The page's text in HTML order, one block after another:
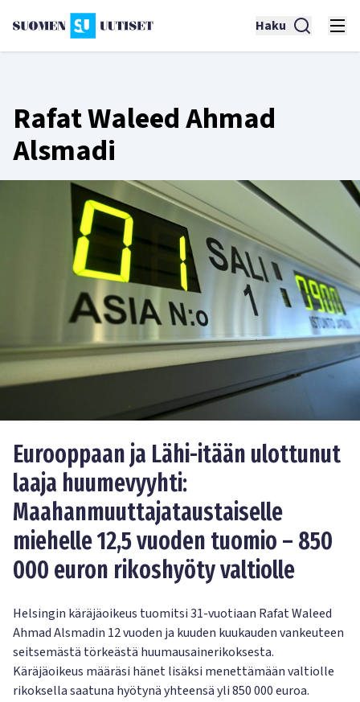
Haku
Rafat Waleed Ahmad
Alsmadi
Eurooppaan ja Lähi-itään ulottunut
laaja huumevyyhti:
Maahanmuuttajataustaiselle
miehelle 12,5 vuoden tuomio – 850
000 euron rikoshyöty valtiolle
Helsingin käräjäoikeus tuomitsi 31-vuotiaan Rafat Waleed
Ahmad Alsmadin 12 vuoden ja kuuden kuukauden vankeuteen
seitsemästä törkeästä huumausainerikoksesta.
Käräjäoikeus määräsi hänet lisäksi menettämään valtiolle
rikoksella saatuna hyötynä yhteensä yli 850 000 euroa.